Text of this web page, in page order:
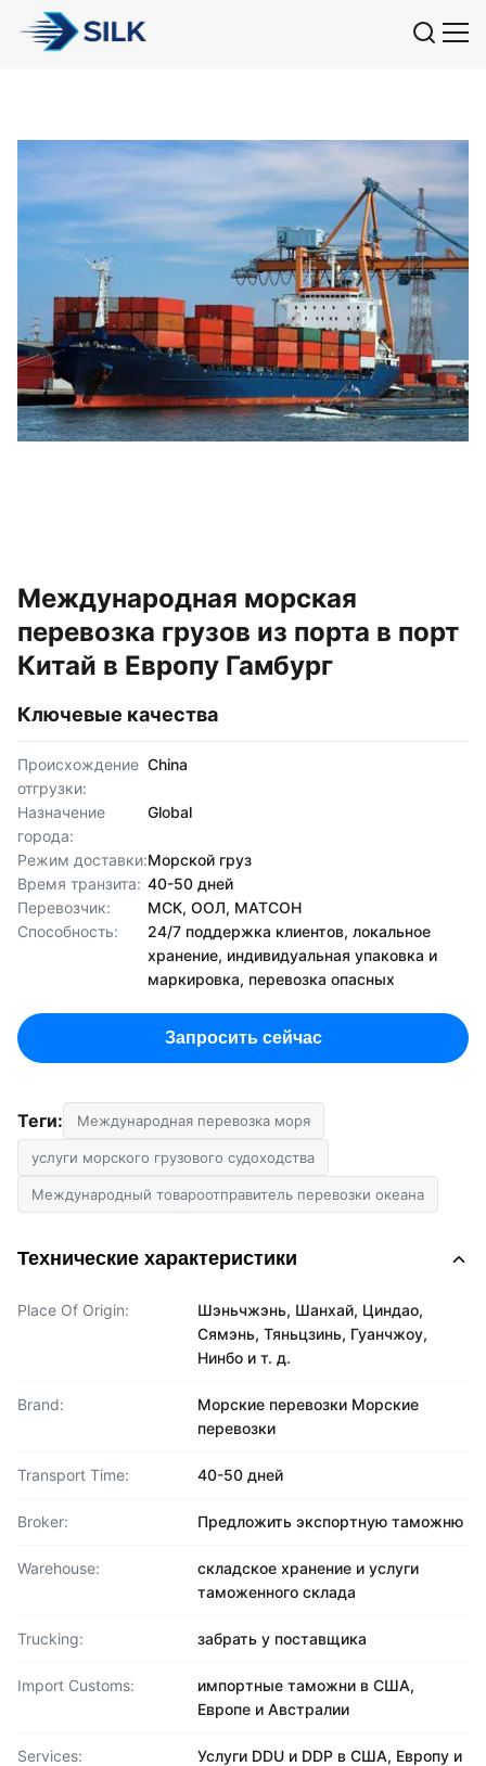
Международная морская
перевозка грузов из порта в порт
Китай в Европу Гамбург
Ключевые качества
Происхождение
отгрузки:
China
Назначение
города:
Global
Режим доставки:Морской груз
Время транзита: 40-50 дней
Перевозчик:
МСК, ООЛ, МАТСОН
Способность:
24/7 поддержка клиентов, локальное
хранение, индивидуальная упаковка и
маркировка, перевозка опасных
Запросить сейчас
Теги: Международная перевозка моря
услуги морского грузового судоходства
Международный товароотправитель перевозки океана
Технические характеристики
Place Of Origin:
Шэньчжэнь, Шанхай, Циндао,
Сямэнь, Тяньцзинь, Гуанчжоу,
Нинбо и т. д.
Brand:
Морские перевозки Морские
перевозки
Transport Time: 40-50 дней
Broker: Предложить экспортную таможню
Warehouse:
складское хранение и услуги
таможенного склада
Trucking: забрать у поставщика
Import Customs:
импортные таможни в США,
Европе и Австралии
Services:
Услуги DDU и DDP в США, Европу и